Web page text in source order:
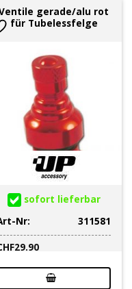
gerade/alu rot
für Tubelessfelge
sofort lieferbar
Nr:
311581
29.90